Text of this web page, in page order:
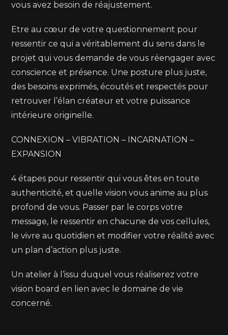
vous avez besoin de réajustement.
Etre au cœur de votre questionnement pour
ressentir ce qui a véritablement du sens dans le
projet qui vous demande de vous réengager avec
conscience et présence. Une posture plus juste,
des besoins exprimés, écoutés et respectés pour
retrouver l’élan créateur et votre puissance
intérieure originelle.
CONNEXION – VIBRATION – INCARNATION –
EXPANSION
4 étapes pour ressentir qui vous êtes en toute
authenticité, et quelle vision vous anime au plus
profond de vous. Passer par le corps votre
message, le ressentir en chacune de vos cellules,
le vivre au quotidien et modifier votre réalité avec
un plan d’action plus juste.
Un atelier à l’issu duquel vous réaliserez votre
vision board en lien avec le domaine de vie
concerné.